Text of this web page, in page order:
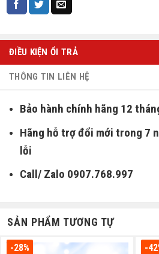
ĐIỀU KIỆN ỔI TRẢ
THÔNG TIN LIÊN HỆ
Bảo hành chính hãng 12
Hãng hỗ trợ đổi mới trong 7
lỗi
Call/ Zalo 0907.768.997
SẢN PHẨM TƯƠNG TỰ
-28% -